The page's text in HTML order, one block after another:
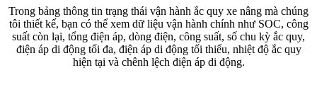
Trong bảng thông tin trạng thái vận hành ắc quy xe nâng mà chúng
tôi thiết kế, bạn có thể xem dữ liệu vận hành chính như SOC, công
suất còn lại, tổng điện áp, dòng điện, công suất, số chu kỳ ắc quy,
điện áp di động tối đa, điện áp di động tối thiểu, nhiệt độ ắc quy
hiện tại và chênh lệch điện áp di động.